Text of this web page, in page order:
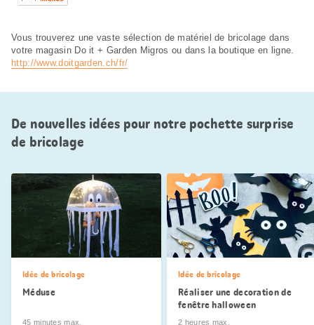
Vous trouverez une vaste sélection de matériel de bricolage dans
votre magasin Do it + Garden Migros ou dans la boutique en ligne.
http://www.doitgarden.ch/fr/
De nouvelles idées pour notre pochette surprise
de bricolage
Idée de bricolage
Méduse
45 minutes max.
Idée de bricolage
Réaliser une decoration de
fenêtre halloween
2 heures max.